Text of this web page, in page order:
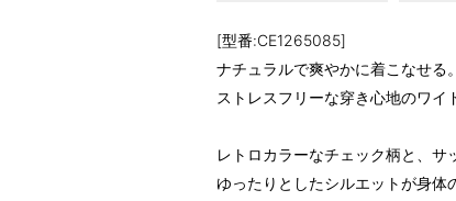
[型番:CE1265085]
ナチュラルで爽やかに着こなせる。
ストレスフリーな穿き心地のワイ
レトロカラーなチェック柄と、サ
ゆったりとしたシルエットが身体